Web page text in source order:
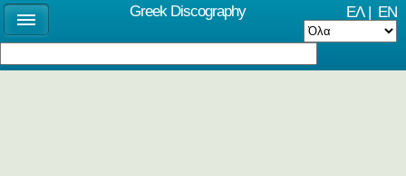
ΕΛ| EN
Greek Discography